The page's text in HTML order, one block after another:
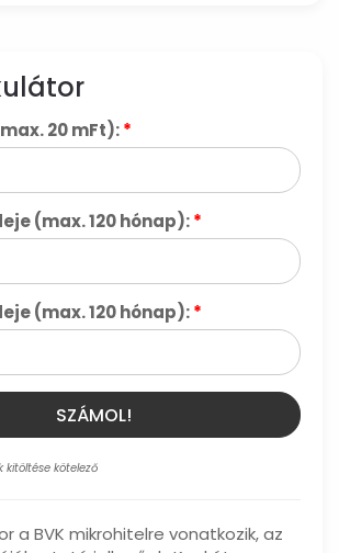
20 mFt):*
(max. 120 hónap):*
(max. 120 hónap):*
SZÁMOL!
kötelező
a BVK mikrohitelre vonatkozik, az